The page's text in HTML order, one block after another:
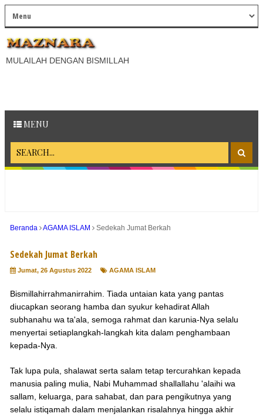
MULAILAH DENGAN BISMILLAH
MENU
Beranda AGAMA ISLAM Sedekah Jumat Berkah
Sedekah Jumat Berkah
Jumat, 26 Agustus 2022 AGAMA ISLAM
Bismillahirrahmanirrahim. Tiada untaian kata yang pantas
diucapkan seorang hamba dan syukur kehadirat Allah
subhanahu wa ta'ala, semoga rahmat dan karunia-Nya selalu
menyertai setiaplangkah-langkah kita dalam penghambaan
kepada-Nya.
Tak lupa pula, shalawat serta salam tetap tercurahkan kepada
manusia paling mulia, Nabi Muhammad shallallahu 'alaihi wa
sallam, keluarga, para sahabat, dan para pengikutnya yang
selalu istiqamah dalam menjalankan risalahnya hingga akhir